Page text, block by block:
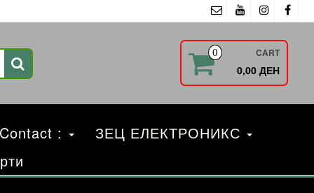
0 CART
0,00 ДЕН
:
ЗЕЦ ЕЛЕКТРОНИКС